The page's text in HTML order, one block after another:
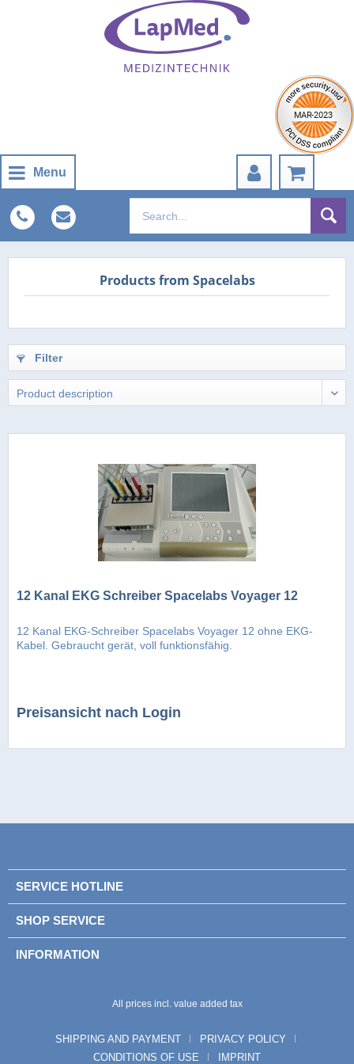
Menu
Products from Spacelabs
Filter
12 Kanal EKG Schreiber Spacelabs Voyager 12
12 Kanal EKG-Schreiber Spacelabs Voyager 12 ohne EKG-
Kabel. Gebraucht gerät, voll funktionsfähig.
Preisansicht nach Login
SERVICE HOTLINE
SHOP SERVICE
INFORMATION
All prices incl. value added tax
SHIPPING AND PAYMENT
PRIVACY POLICY
CONDITIONS OF USE
IMPRINT